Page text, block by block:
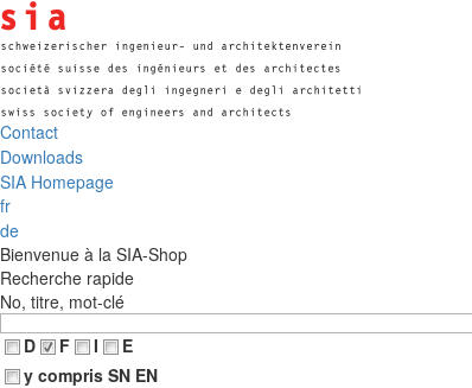
Contact
Downloads
SIA Homepage
fr
de
Bienvenue à la SIA-Shop
Recherche rapide
No, titre, mot-clé
D
F I
E
y compris SN EN